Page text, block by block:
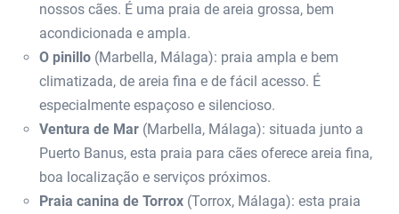
nossos cães. É uma praia de areia grossa, bem
acondicionada e ampla.
O pinillo (Marbella, Málaga): praia ampla e bem
climatizada, de areia fina e de fácil acesso. É
especialmente espaçoso e silencioso.
Ventura de Mar (Marbella, Málaga): situada junto a
Puerto Banus, esta praia para cães oferece areia fina,
boa localização e serviços próximos.
Praia canina de Torrox (Torrox, Málaga): esta praia